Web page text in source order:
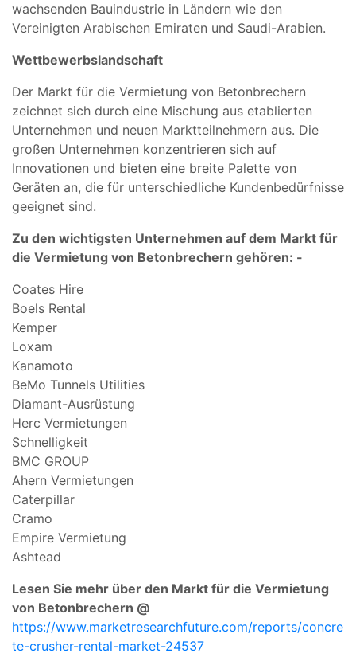
wachsenden Bauindustrie in Ländern wie den
Vereinigten Arabischen Emiraten und Saudi-Arabien.
Wettbewerbslandschaft
Der Markt für die Vermietung von Betonbrechern
zeichnet sich durch eine Mischung aus etablierten
Unternehmen und neuen Marktteilnehmern aus. Die
großen Unternehmen konzentrieren sich auf
Innovationen und bieten eine breite Palette von
Geräten an, die für unterschiedliche Kundenbedürfnisse
geeignet sind.
Zu den wichtigsten Unternehmen auf dem Markt für
die Vermietung von Betonbrechern gehören: -
Coates Hire
Boels Rental
Kemper
Loxam
Kanamoto
BeMo Tunnels Utilities
Diamant-Ausrüstung
Herc Vermietungen
Schnelligkeit
BMC GROUP
Ahern Vermietungen
Caterpillar
Cramo
Empire Vermietung
Ashtead
Lesen Sie mehr über den Markt für die Vermietung
von Betonbrechern @
https://www.marketresearchfuture.com/reports/concre
te-crusher-rental-market-24537